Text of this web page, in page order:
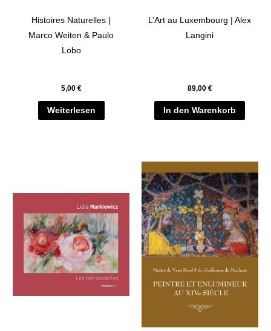
Histoires Naturelles |
Marco Weiten & Paulo
Lobo
5,00 €
Weiterlesen
L’Art au Luxembourg | Alex
Langini
89,00 €
In den Warenkorb